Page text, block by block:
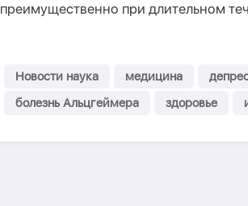
преимущественно при длительном
Новости наука медицина
болезнь Альцгеймера
здоровье